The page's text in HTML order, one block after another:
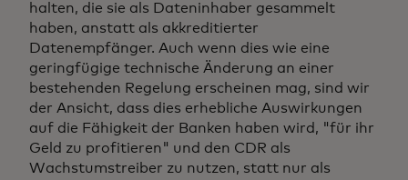
halten, die sie als Dateninhaber gesammelt
haben, anstatt als akkreditierter
Datenempfänger. Auch wenn dies wie eine
geringfügige technische Änderung an einer
bestehenden Regelung erscheinen mag, sind wir
der Ansicht, dass dies erhebliche Auswirkungen
auf die Fähigkeit der Banken haben wird, "für ihr
Geld zu profitieren" und den CDR als
Wachstumstreiber zu nutzen, statt nur als